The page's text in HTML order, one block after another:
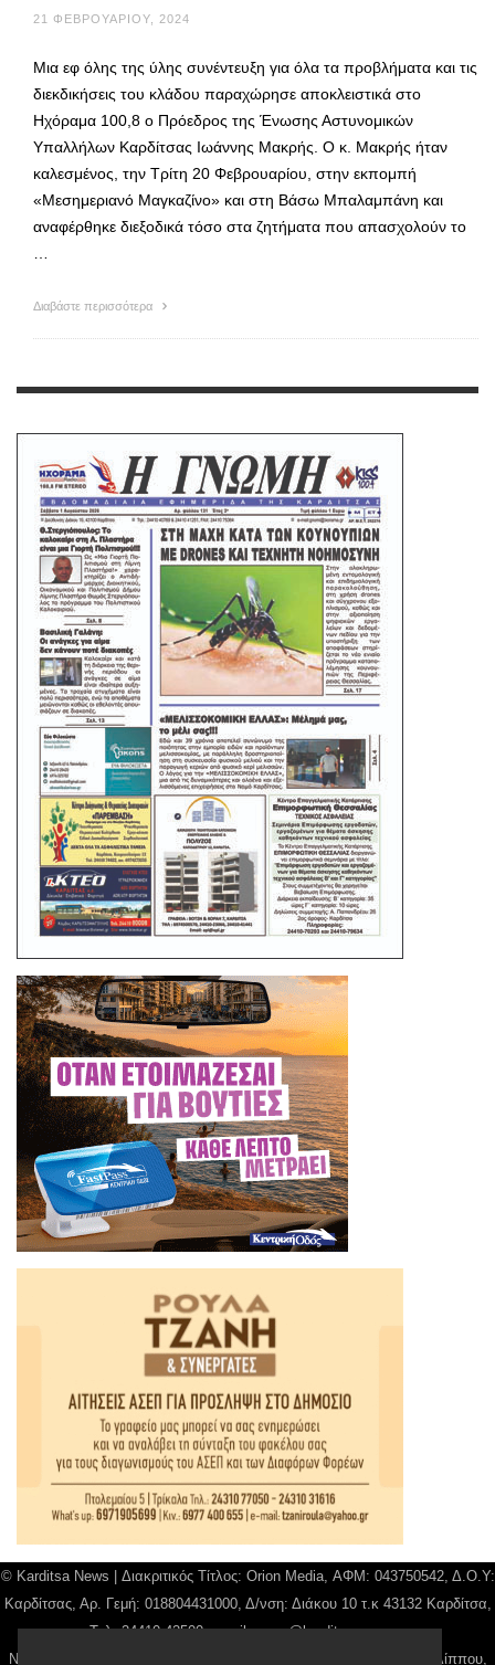
21 ΦΕΒΡΟΥΑΡΊΟΥ, 2024
Μια εφ όλης της ύλης συνέντευξη για όλα τα προβλήματα και τις
διεκδικήσεις του κλάδου παραχώρησε αποκλειστικά στο
Ηχόραμα 100,8 ο Πρόεδρος της Ένωσης Αστυνομικών
Υπαλλήλων Καρδίτσας Ιωάννης Μακρής. Ο κ. Μακρής ήταν
καλεσμένος, την Τρίτη 20 Φεβρουαρίου, στην εκπομπή
«Μεσημεριανό Μαγκαζίνο» και στη Βάσω Μπαλαμπάνη και
αναφέρθηκε διεξοδικά τόσο στα ζητήματα που απασχολούν το
Διαβάστε περισσότερα
© Karditsa News | Διακριτικός Τίτλος: Orion Media, ΑΦΜ: 043750542, Δ.Ο.Υ:
Καρδίτσας, Αρ. Γεμή: 018804431000, Δ/νση: Διάκου 10 τ.κ 43132 Καρδίτσα,
Τηλ: 24410 42500, email:news@karditsanews.gr.
Νόμιμος Εκπρόσωπος, Ιδιοκτήτης και Διαχειριστής: Παναγιώτης Φιλίππου,